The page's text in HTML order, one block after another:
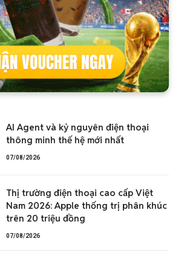
AI Agent và kỷ nguyên điện thoại
thông minh thế hệ mới nhất
07/08/2026
Thị trường điện thoại cao cấp Việt
Nam 2026: Apple thống trị phân khúc
trên 20 triệu đồng
07/08/2026